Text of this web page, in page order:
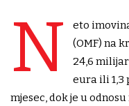
N
eto
(OMF) na
24,6
eura ili 1,3
mjesec, dok je u